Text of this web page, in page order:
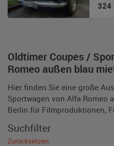
Oldtimer Coupes /
Romeo außen blau
Hier finden Sie eine große
Sportwagen von Alfa Romeo
Berlin für Filmproduktionen,
324
Suchfilter
Zurücksetzen